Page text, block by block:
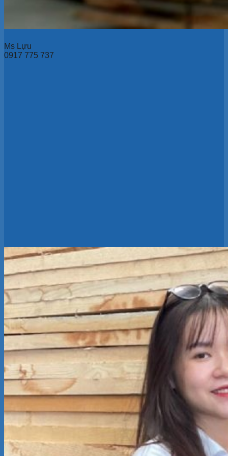
Ms Lựu
0917 775 737